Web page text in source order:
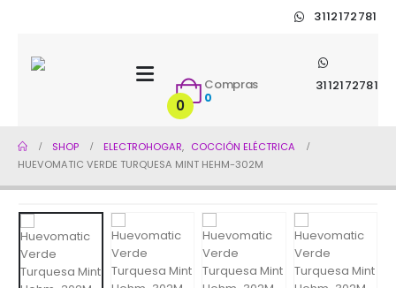
3112172781
3112172781
0
Compras
0
SHOP ELECTROHOGAR, COCCIÓN ELÉCTRICA
HUEVOMATIC VERDE TURQUESA MINT HEHM-302M